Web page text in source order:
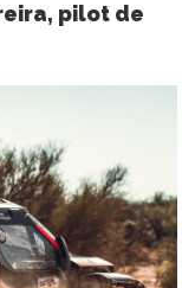
pilot de